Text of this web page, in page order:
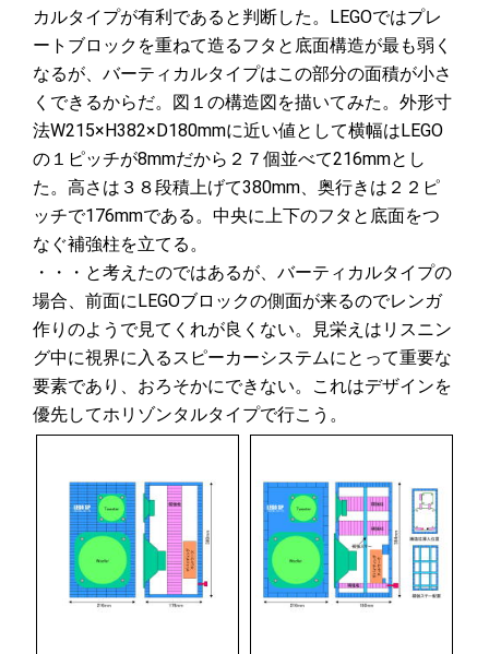
カルタイプが有利であると判断した。LEGOではプレ
ートブロックを重ねて造るフタと底面構造が最も弱く
なるが、バーティカルタイプはこの部分の面積が小さ
くできるからだ。図１の構造図を描いてみた。外形寸
法W215×H382×D180mmに近い値として横幅はLEGO
の１ピッチが8mmだから２７個並べて216mmとし
た。高さは３８段積上げて380mm、奥行きは２２ピ
ッチで176mmである。中央に上下のフタと底面をつ
なぐ補強柱を立てる。
・・・と考えたのではあるが、バーティカルタイプの
場合、前面にLEGOブロックの側面が来るのでレンガ
作りのようで見てくれが良くない。見栄えはリスニン
グ中に視界に入るスピーカーシステムにとって重要な
要素であり、おろそかにできない。これはデザインを
優先してホリゾンタルタイプで行こう。